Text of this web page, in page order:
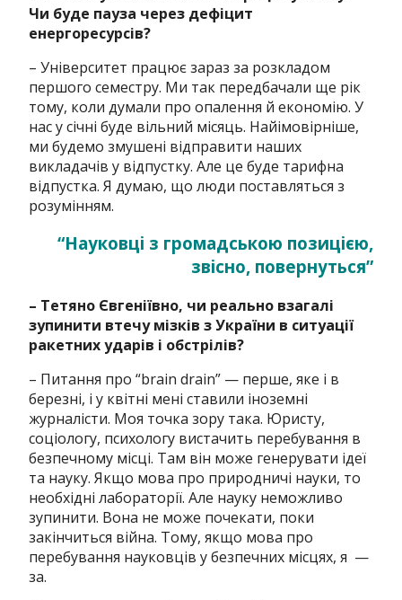
Чи буде пауза через дефіцит
енергоресурсів?
– Університет працює зараз за розкладом
першого семестру. Ми так передбачали ще рік
тому, коли думали про опалення й економію. У
нас у січні буде вільний місяць. Найімовірніше,
ми будемо змушені відправити наших
викладачів у відпустку. Але це буде тарифна
відпустка. Я думаю, що люди поставляться з
розумінням.
“Науковці з громадською позицією,
звісно, повернуться”
– Тетяно Євгеніївно, чи реально взагалі
зупинити втечу мізків з України в ситуації
ракетних ударів і обстрілів?
– Питання про “brain drain” — перше, яке і в
березні, і у квітні мені ставили іноземні
журналісти. Моя точка зору така. Юристу,
соціологу, психологу вистачить перебування в
безпечному місці. Там він може генерувати ідеї
та науку. Якщо мова про природничі науки, то
необхідні лабораторії. Але науку неможливо
зупинити. Вона не може почекати, поки
закінчиться війна. Тому, якщо мова про
перебування науковців у безпечних місцях, я —
за.